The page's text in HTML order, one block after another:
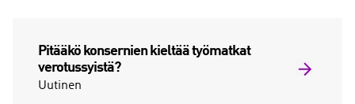
Pitääkö konsernien kieltää työmatkat
verotussyistä?
Uutinen